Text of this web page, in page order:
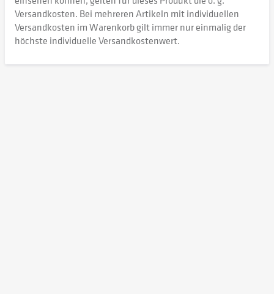
Versandkosten. Bei mehreren Artikeln mit individuellen
Versandkosten im Warenkorb gilt immer nur einmalig der
höchste individuelle Versandkostenwert.